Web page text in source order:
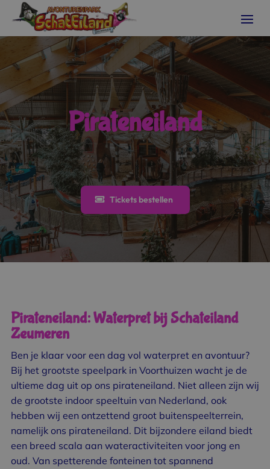
Pirateneiland
Tickets bestellen
Pirateneiland: Waterpret bij Schateiland
Zeumeren
Ben je klaar voor een dag vol waterpret en avontuur?
Bij het grootste speelpark in Voorthuizen wacht je de
ultieme dag uit op ons pirateneiland. Niet alleen zijn wij
de grootste indoor speeltuin van Nederland, ook
hebben wij een ontzettend groot buitenspeelterrein,
namelijk ons pirateneiland. Dit bijzondere eiland biedt
een breed scala aan wateractiviteiten voor jong en
oud. Van spetterende fonteinen tot spannend